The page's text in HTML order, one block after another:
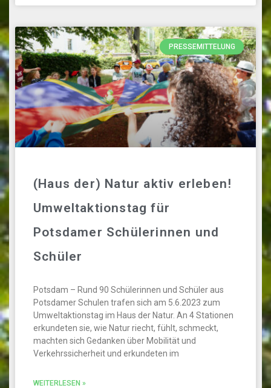
PRESSEMITTELUNG
(Haus der) Natur aktiv erleben!
Umweltaktionstag für
Potsdamer Schülerinnen und
Schüler
Potsdam – Rund 90 Schülerinnen und Schüler aus
Potsdamer Schulen trafen sich am 5.6.2023 zum
Umweltaktionstag im Haus der Natur. An 4 Stationen
erkundeten sie, wie Natur riecht, fühlt, schmeckt,
machten sich Gedanken über Mobilität und
Verkehrssicherheit und erkundeten im
WEITERLESEN »